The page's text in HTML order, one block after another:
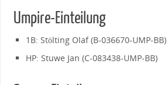
Umpire-Einteilung
1B: Stölting Olaf (B-036670-UMP-BB)
HP: Stuwe Jan (C-083438-UMP-BB)